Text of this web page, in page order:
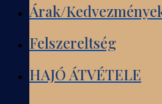
Árak/
Felszereltség
HAJÓ ÁTVÉTELE